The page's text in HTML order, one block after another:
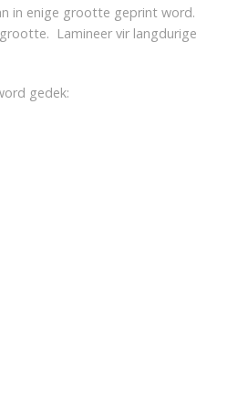
in enige grootte geprint word.
Lamineer vir langdurige
gedek: